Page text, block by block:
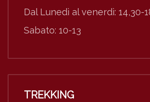
Dal Lunedì al venerdì: 14,30-
Sabato: 10-13
TREKKING